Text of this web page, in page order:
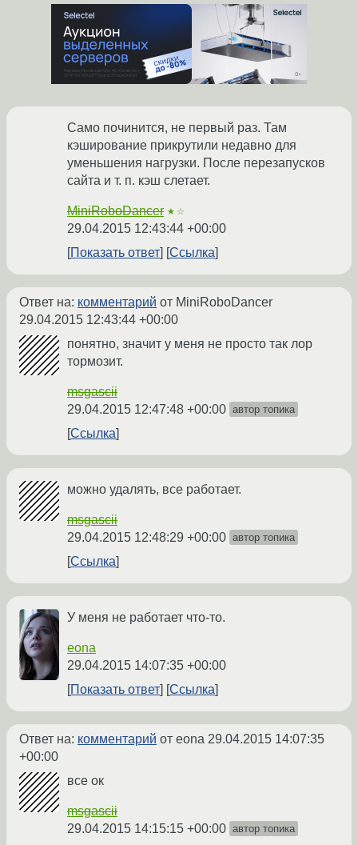
Само починится, не первый раз. Там
кэширование прикрутили недавно для
уменьшения нагрузки. После перезапусков
сайта и т. п. кэш слетает.
MiniRoboDancer ★☆
29.04.2015 12:43:44 +00:00
Показать ответ
Ссылка
Ответ на: комментарий от MiniRoboDancer
29.04.2015 12:43:44 +00:00
понятно, значит у меня не просто так лор
тормозит.
msgascii
29.04.2015 12:47:48 +00:00 автор топика
Ссылка
можно удалять, все работает.
msgascii
29.04.2015 12:48:29 +00:00 автор топика
Ссылка
У меня не работает что-то.
eona
29.04.2015 14:07:35 +00:00
Показать ответ
Ссылка
Ответ на: комментарий от eona 29.04.2015 14:07:35
+00:00
все ок
msgascii
29.04.2015 14:15:15 +00:00 автор топика